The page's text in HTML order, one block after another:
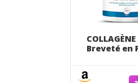
Breveté en